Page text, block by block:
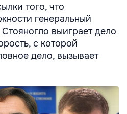
того, что
генеральный
выиграет дело
с которой
дело, вызывает